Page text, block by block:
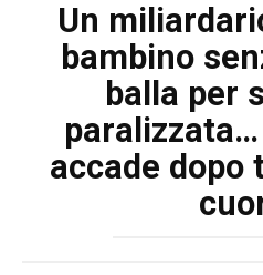
Un
bambino
balla per
accade dopo